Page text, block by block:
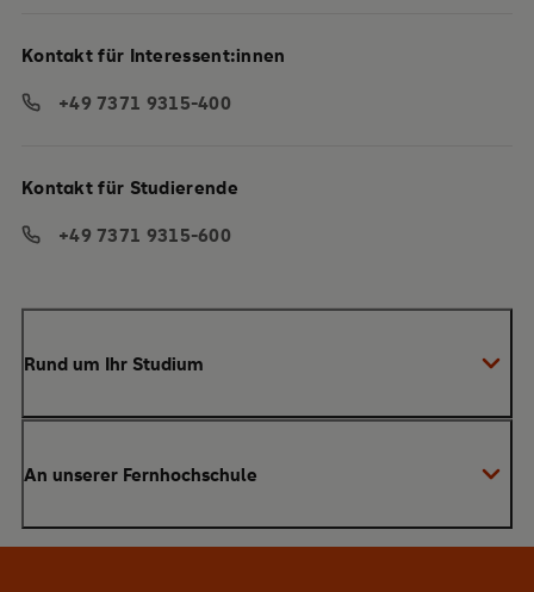
Rund um Ihr Studium
Anrechnung von Vorleistungen
Studienberatung
An unserer Fernhochschule
Warum SRH?
Kontakt für Interessent:innen
+49 7371 9315-400
Kontakt für Studierende
+49 7371 9315-600